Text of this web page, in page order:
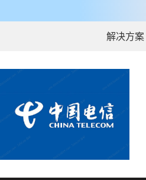
解决方案